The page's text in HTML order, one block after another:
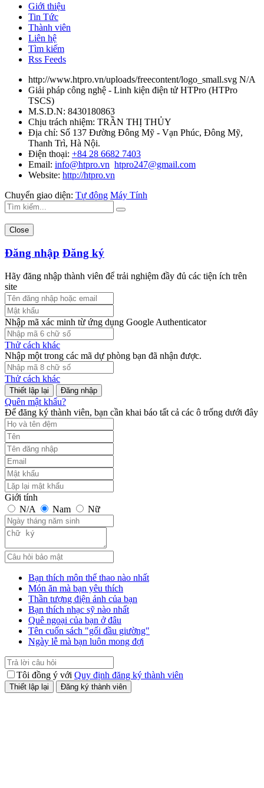
Giới thiệu
Tin Tức
Thành viên
Liên hệ
Tìm kiếm
Rss Feeds
http://www.htpro.vn/uploads/freecontent/logo_small.svg N/A
Giải pháp công nghệ - Linh kiện điện tử HTPro (HTPro
TSCS)
M.S.D.N: 8430180863
Chịu trách nhiệm: TRẦN THỊ THỦY
Địa chỉ: Số 137 Đường Đông Mỹ - Vạn Phúc, Đông Mỹ,
Thanh Trì, Hà Nội.
Điện thoại: +84 28 6682 7403
Email: info@htpro.vn htpro247@gmail.com
Website: http://htpro.vn
Chuyển giao diện: Tự động Máy Tính
Close
Đăng nhập Đăng ký
Hãy đăng nhập thành viên để trải nghiệm đầy đủ các tiện ích trên
site
Nhập mã xác minh từ ứng dụng Google Authenticator
Thử cách khác
Nhập một trong các mã dự phòng bạn đã nhận được.
Thử cách khác
Đăng nhập
Quên mật khẩu?
Để đăng ký thành viên, bạn cần khai báo tất cả các ô trống dưới đây
Giới tính
N/A
Nam Nữ
Bạn thích môn thể thao nào nhất
Món ăn mà bạn yêu thích
Thần tượng điện ảnh của bạn
Bạn thích nhạc sỹ nào nhất
Quê ngoại của bạn ở đâu
Tên cuốn sách "gối đầu giường"
Ngày lễ mà bạn luôn mong đợi
Tôi đồng ý với Quy định đăng ký thành viên